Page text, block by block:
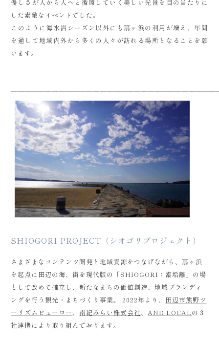
優しさが人から人へと循環していく美しい光景を目の当たりに
した素敵なイベントでした。
このように海水浴シーズン以外にも扇ヶ浜の利用が増え、年間
を通して地域内外から多くの人々が訪れる場所となることを願
います。
SHIOGORI PROJECT（シオゴリプロジェクト）
さまざまなコンテンツ開発と地域資源をつなげながら、扇ヶ浜
を起点に田辺の海、街を現代版の「SHIOGORI：潮垢離」の場
として改めて確立し、新たなまちの価値創造、地域ブランディ
ングを行う観光・まちづくり事業。 2022年より、 田辺市熊野ツ
ーリズムビューロー、 南紀みらい株式会社、AND LOCALの３
社連携により取り組んでおります。